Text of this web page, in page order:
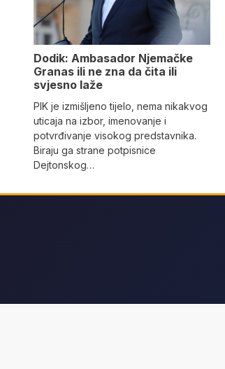
Dodik: Ambasador Njemačke
Granas ili ne zna da čita ili
svjesno laže
PIK je izmišljeno tijelo, nema nikakvog
uticaja na izbor, imenovanje i
potvrđivanje visokog predstavnika.
Biraju ga strane potpisnice
Dejtonskog…